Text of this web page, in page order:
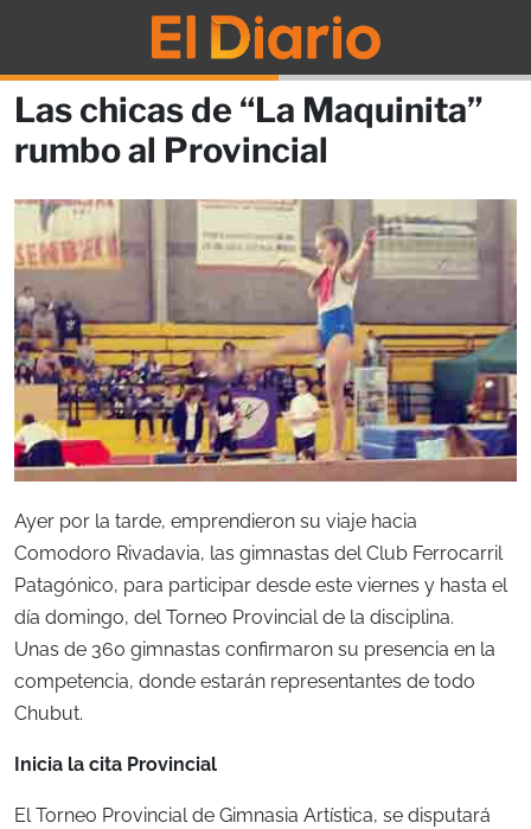
Las chicas de “La Maquinita”
rumbo al Provincial
Ayer por la tarde, emprendieron su viaje hacia
Comodoro Rivadavia, las gimnastas del Club Ferrocarril
Patagónico, para participar desde este viernes y hasta el
día domingo, del Torneo Provincial de la disciplina.
Unas de 360 gimnastas confirmaron su presencia en la
competencia, donde estarán representantes de todo
Chubut.
Inicia la cita Provincial
El Torneo Provincial de Gimnasia Artística, se disputará